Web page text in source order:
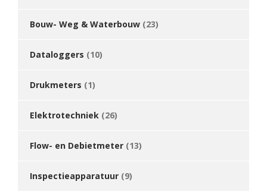
Bouw- Weg & Waterbouw (23)
Dataloggers (10)
Drukmeters (1)
Elektrotechniek (26)
Flow- en Debietmeter (13)
Inspectieapparatuur (9)